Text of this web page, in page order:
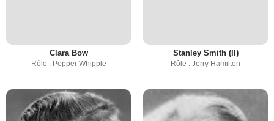
Clara Bow
Rôle : Pepper Whipple
Stanley Smith (II)
Rôle : Jerry Hamilton